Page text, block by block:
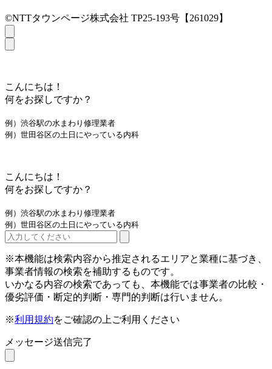
©NTTタウンページ株式会社 TP25-193号【261029】
こんにちは！
何をお探しですか？
例）渋谷駅の水まわり修理業者
例）世田谷区の土日にやっている内科
こんにちは！
何をお探しですか？
例）渋谷駅の水まわり修理業者
例）世田谷区の土日にやっている内科
※本機能は検索内容から推定されるエリアと業種に基づき、
事業者情報の検索を補助するものです。
いかなる内容の検索であっても、本機能では事業者の比較・
優劣評価・断定的判断・専門的判断は行いません。
※利用規約をご確認の上ご利用ください
メッセージ送信完了